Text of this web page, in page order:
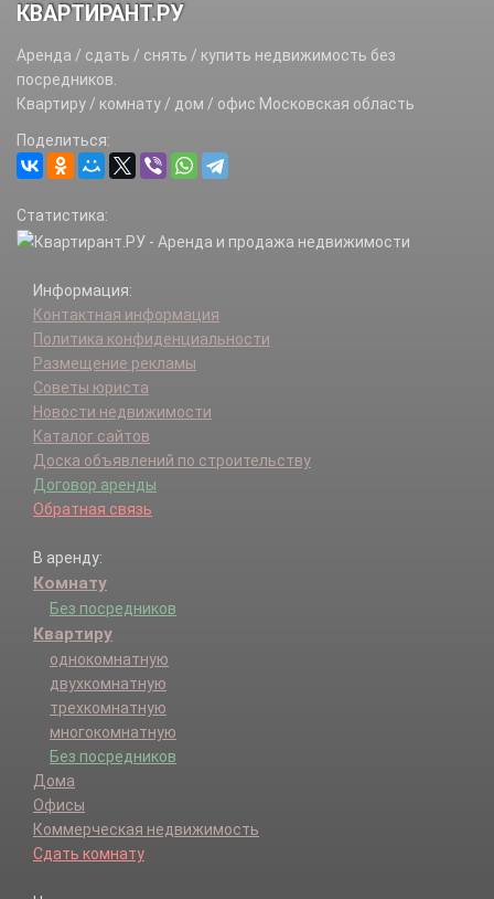
КВАРТИРАНТ.РУ
Аренда / сдать / снять / купить недвижимость без
посредников.
Квартиру / комнату / дом / офис Московская область
Поделиться:
Статистика:
Информация:
Контактная информация
Политика конфиденциальности
Размещение рекламы
Советы юриста
Новости недвижимости
Каталог сайтов
Доска объявлений по строительству
Договор аренды
Обратная связь
В аренду:
Комнату
Без посредников
Квартиру
однокомнатную
двухкомнатную
трехкомнатную
многокомнатную
Без посредников
Дома
Офисы
Коммерческая недвижимость
Сдать комнату